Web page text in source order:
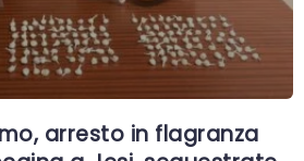
arresto in flagranza